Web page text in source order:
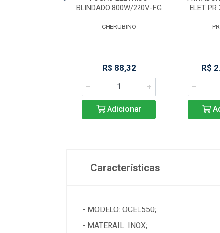
BLINDADO 800W/220V-FG
CHERUBINO
R$ 88,32
Adicionar
ELET PR
R$
Características
- MODELO: OCEL550;
- MATERAIL: INOX;